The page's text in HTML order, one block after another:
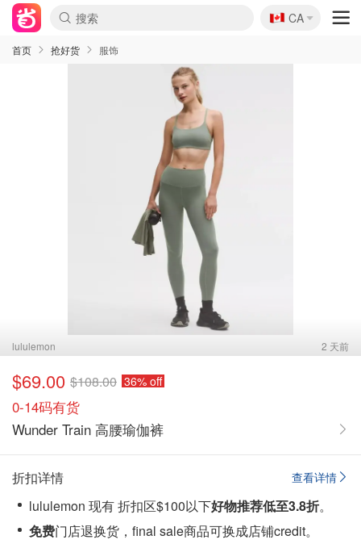
🇨🇦
CA
首页 抢好货 服饰
lululemon 2 天前
$69.00 $108.00 36% off
0-14码有货
Wunder Train 高腰瑜伽裤
查看详情
折扣详情
lululemon 现有 折扣区$100以下好物推荐低至3.8折。
免费门店退换货，final sale商品可换成店铺credit。